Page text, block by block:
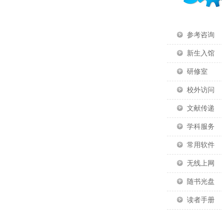
参考咨询
新生入馆
研修室
校外访问
文献传递
学科服务
常用软件
无线上网
随书光盘
读者手册